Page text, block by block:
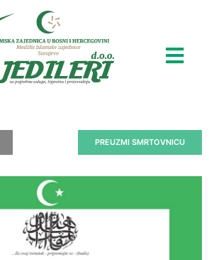
PREUZMI SMRTOVNICU